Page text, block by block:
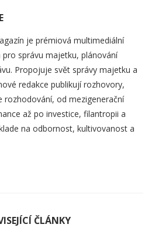
je prémiová multimediální
správu majetku, plánování
Propojuje svět správy majetku a
redakce publikují rozhovory,
rozhodování, od mezigenerační
až po investice, filantropii a
na odbornost, kultivovanost a
ČLÁNKY